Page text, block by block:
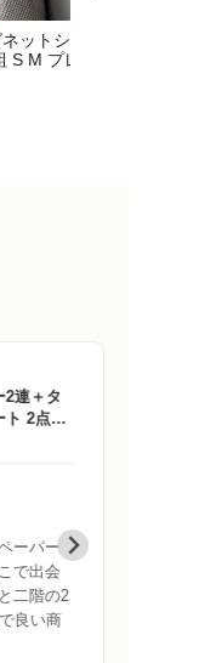
ットシリ
S M プレー
2連＋タ
ト 2点セ
ーパー
で出会
二階の2
良い商